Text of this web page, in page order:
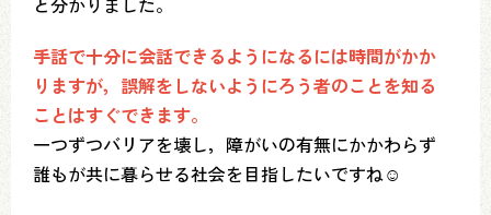
手話で十分に会話できるようになるには時間がかか
りますが，誤解をしないようにろう者のことを知る
ことはすぐできます。
一つずつバリアを壊し，障がいの有無にかかわらず
誰もが共に暮らせる社会を目指したいですね☺